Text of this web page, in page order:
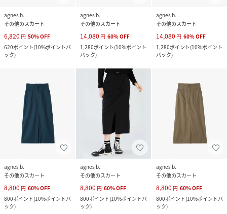
agnes b.
その他のスカート
6,820 円 50%OFF
620ポイント(10%ポイントバ
ック)
agnes b.
その他のスカート
14,080 円 60%OFF
1,280ポイント(10%ポイント
バック)
agnes b.
その他のスカート
14,080 円 60%OFF
1,280ポイント(10%ポイント
バック)
agnes b.
その他のスカート
8,800 円 60%OFF
800ポイント(10%ポイントバ
ック)
agnes b.
その他のスカート
8,800 円 60%OFF
800ポイント(10%ポイントバ
ック)
agnes b.
その他のスカート
8,800 円 60%OFF
800ポイント(10%ポイントバ
ック)